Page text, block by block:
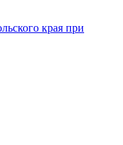
края при